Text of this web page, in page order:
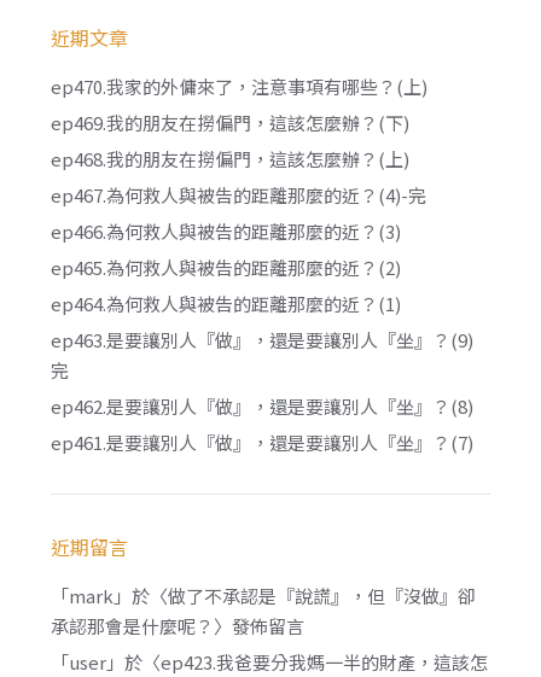
近期文章
ep470.我家的外傭來了，注意事項有哪些？(上)
ep469.我的朋友在撈偏門，這該怎麼辦？(下)
ep468.我的朋友在撈偏門，這該怎麼辦？(上)
ep467.為何救人與被告的距離那麼的近？(4)-完
ep466.為何救人與被告的距離那麼的近？(3)
ep465.為何救人與被告的距離那麼的近？(2)
ep464.為何救人與被告的距離那麼的近？(1)
ep463.是要讓別人『做』，還是要讓別人『坐』？(9)
完
ep462.是要讓別人『做』，還是要讓別人『坐』？(8)
ep461.是要讓別人『做』，還是要讓別人『坐』？(7)
近期留言
「mark 」於〈做了不承認是『說謊』，但『沒做』卻
承認那會是什麼呢？ 〉發佈留言
「user」於〈ep423.我爸要分我媽一半的財產，這該怎